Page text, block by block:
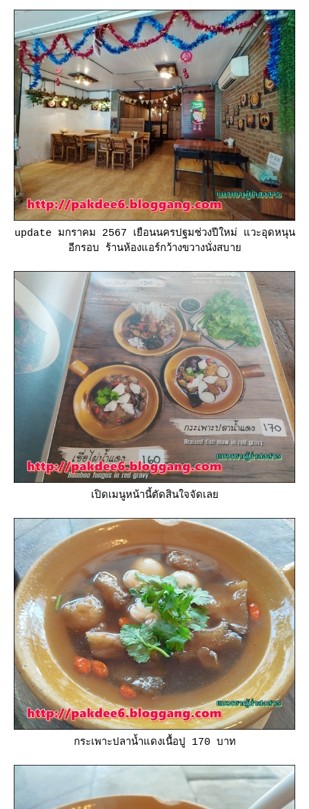
update มกราคม 2567 เยือนนครปฐมช่วงปีใหม่ แวะอุดหนุน
อีกรอบ ร้านห้องแอร์กว้างขวางนั่งสบา
เปิดเมนูหน้านี้ตัดสินใจจัดเล
กระเพาะปลาน้ำแดงเนื้อปู 170 บาท